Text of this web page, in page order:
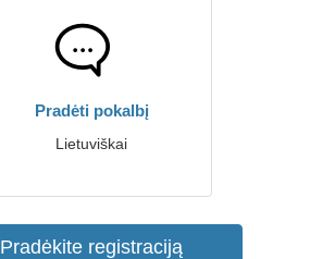
Pradėti pokalbį
Lietuviškai
Pradėkite registraciją